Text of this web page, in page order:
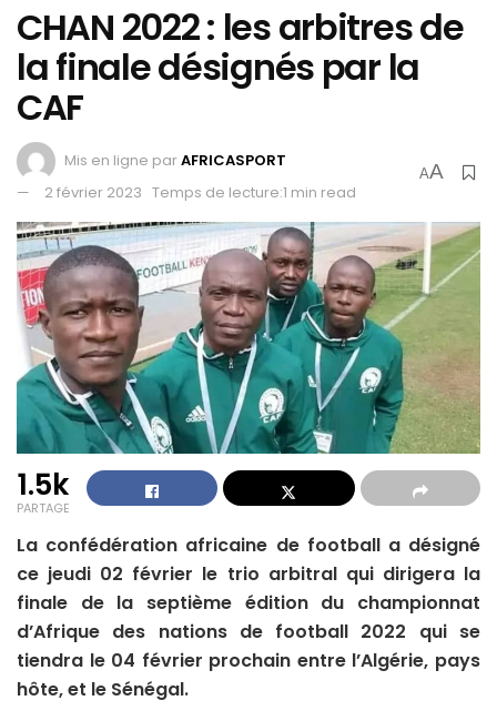
CHAN 2022 : les arbitres de
la finale désignés par la
CAF
Mis en ligne parAFRICASPORT
2 février 2023 Temps de lecture:1 min read
AA
1.5k
PARTAGE
La confédération africaine de football a désigné
ce jeudi 02 février le trio arbitral qui dirigera la
finale de la septième édition du championnat
d’Afrique des nations de football 2022 qui se
tiendra le 04 février prochain entre l’Algérie, pays
hôte, et le Sénégal.